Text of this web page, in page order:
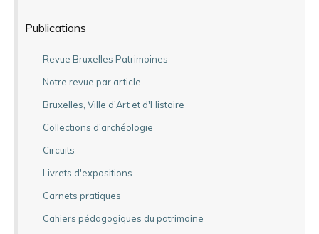
Publications
Revue Bruxelles Patrimoines
Notre revue par article
Bruxelles, Ville d'Art et d'Histoire
Collections d'archéologie
Circuits
Livrets d'expositions
Carnets pratiques
Cahiers pédagogiques du patrimoine